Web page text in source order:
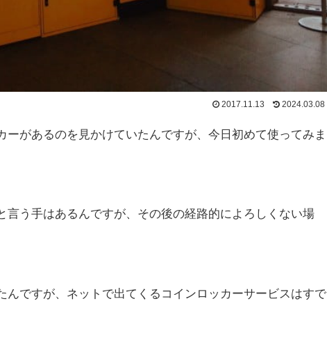
2017.11.13 2024.03.08
があるのを見かけていたんですが、今日初めて使ってみま
う手はあるんですが、その後の経路的によろしくない場
ですが、ネットで出てくるコインロッカーサービスはすで